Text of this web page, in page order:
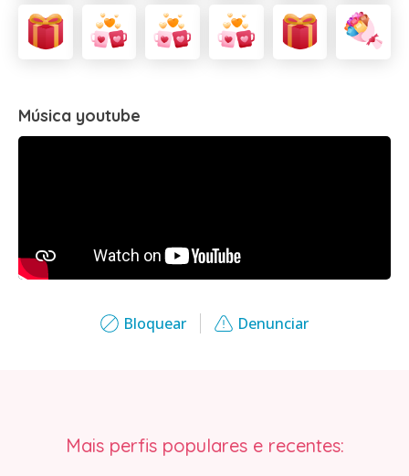
Bloquear Denunciar
Música youtube
Mais perfis populares e recentes: